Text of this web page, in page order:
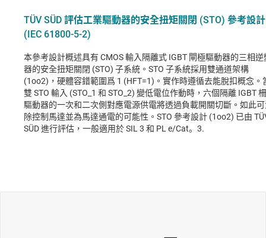
TÜV SÜD 評估工業驅動器的安全扭矩關閉 (STO) 參考設計
(IEC 61800-5-2)
本參考設計概述具有 CMOS 輸入隔離式 IGBT 閘極驅動器的三相逆
器的安全扭矩關閉 (STO) 子系統。STO 子系統採用雙通道架構
(1oo2)，硬體容錯範圍爲 1 (HFT=1)。實作時遵循去能脫扣概念。
雙 STO 輸入 (STO_1 和 STO_2) 變低電位作動時，六個隔離 IGBT
驅動器的一次和二次側對應電源供電將透過負載開關切斷。如此
除控制馬達並為馬達通電的可能性。STO 參考設計 (1oo2) 已由
SÜD 進行評估，一般適用於 SIL 3 和 PL e/Cat。3.